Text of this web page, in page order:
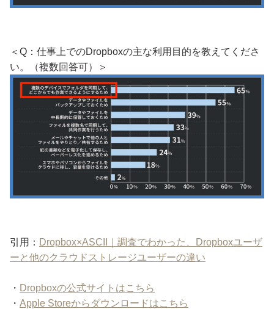
＜Q：仕事上でのDropboxの主な利用目的を教えてくださ
い。（複数回答可）＞
引用： Dropbox×ASCII｜調査でわかった、Dropboxユーザ
ーと他のクラウドストレージユーザーの違い
・ Dropboxの公式サイトはこちら
・ Apple Storeからダウンロードはこちら